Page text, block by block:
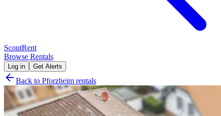
ScoutRent
Browse Rentals
Log in Get Alerts
Back to Pforzheim rentals